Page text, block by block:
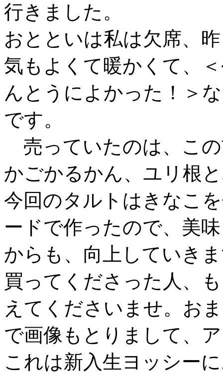
行きました。
おとといは私は欠席、
気もよくて暖かくて、
んとうによかった！＞
です。
売っていたのは、こ
かごかるかん、ユリ根
今回のタルトはきなこ
ードで作ったので、美
からも、向上していき
買ってくださった人、
えてくださいませ。お
で画像もとりまして、
これは新入生ヨッシー